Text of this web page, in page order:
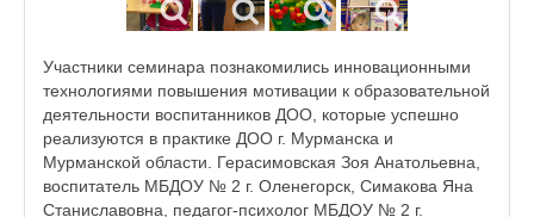
Участники семинара познакомились инновационными
технологиями повышения мотивации к образовательной
деятельности воспитанников ДОО, которые успешно
реализуются в практике ДОО г. Мурманска и
Мурманской области. Герасимовская Зоя Анатольевна,
воспитатель МБДОУ № 2 г. Оленегорск, Симакова Яна
Станиславовна, педагог-психолог МБДОУ № 2 г.